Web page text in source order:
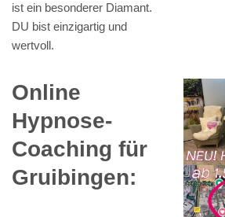
ist ein besonderer Diamant.
DU bist einzigartig und
wertvoll.
Online
Hypnose-
Coaching für
Gruibingen: